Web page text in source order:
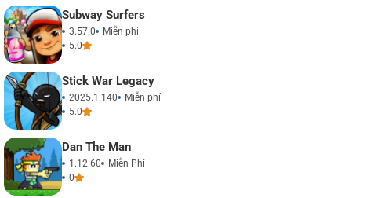
Subway Surfers
3.57.0
Miễn phí
5.0
Stick War Legacy
2025.1.140
Miễn phí
5.0
Dan The Man
1.12.60
Miễn Phí
0